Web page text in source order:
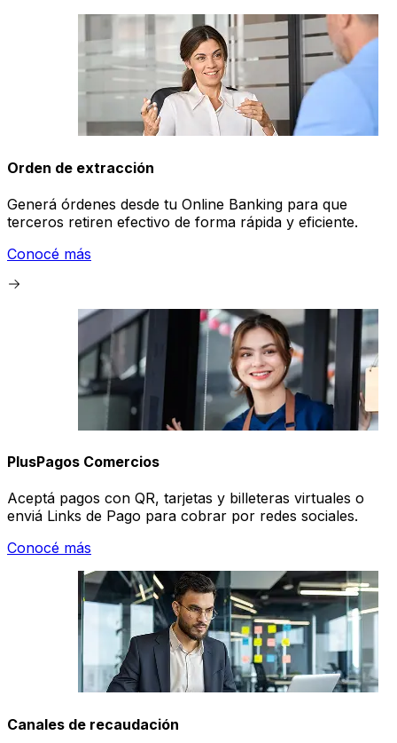
Orden de extracción
Generá órdenes desde tu Online Banking para que
terceros retiren efectivo de forma rápida y eficiente.
Conocé más
PlusPagos Comercios
Aceptá pagos con QR, tarjetas y billeteras virtuales o
enviá Links de Pago para cobrar por redes sociales.
Conocé más
Canales de recaudación